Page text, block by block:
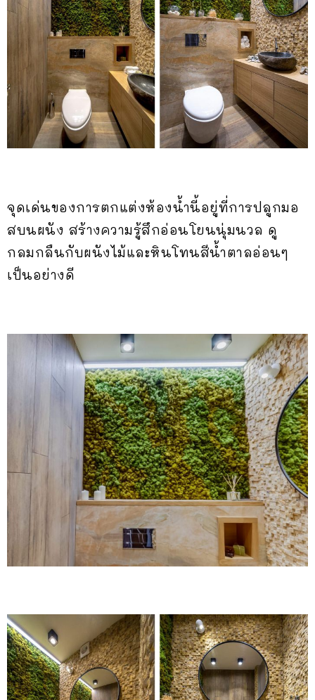
จุดเด่นของการตกแต่งห้องน้ำนี้อยู่ที่การปลูกมอ
สบนผนัง สร้างความรู้สึกอ่อนโยนนุ่มนวล ดู
กลมกลืนกับผนังไม้และหินโทนสีน้ำตาลอ่อนๆ
เป็นอย่างดี